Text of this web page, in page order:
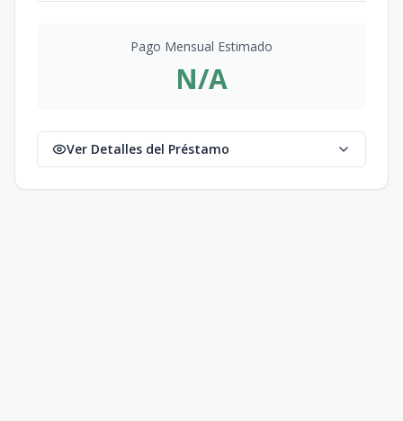
Pago Mensual Estimado
N/A
Ver Detalles del Préstamo